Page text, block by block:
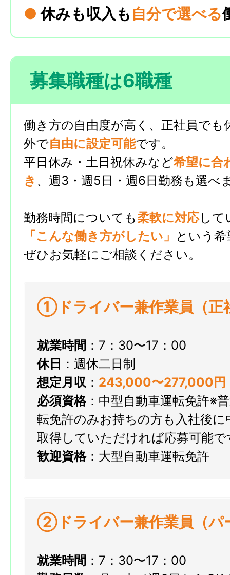
● 休みも収入も 自分で選べる
募集職種は6職種
働き方の自由度が高く、正社員でも
外で自由に設定可能です。
平日休み・土日祝休みなど希望に合
き 、週3・週5日・週6日勤務も選べ
勤務時間についても柔軟に対応して
「こんな働き方がしたい」 という
ぜひお気軽にご相談ください。
①ドライバー兼作業員（正
就業時間 ：7：30〜17：00
休日 ：週休二日制
想定月収 ： 243,000〜277,000円
必須資格：中型自動車運転免許※
転免許のみお持ちの方も入社後に
取得していただければ応募可能で
歓迎資格：大型自動車運転免許
②ドライバー兼作業員（パ
就業時間 ：7：30〜17：00